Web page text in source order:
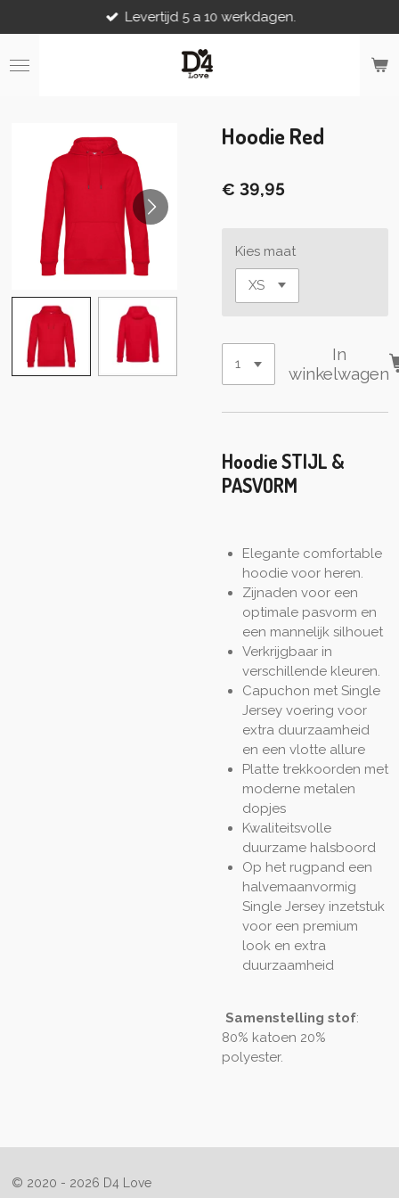
direct
naar
de
Levertijd 5 a 10 werkdagen.
Hoodie Red
€ 39,95
Kies maat
In
winkelwagen
Hoodie STIJL &
PASVORM
Elegante comfortable
hoodie voor heren.
Zijnaden voor een
optimale pasvorm en
een mannelijk silhouet
Verkrijgbaar in
verschillende kleuren.
Capuchon met Single
Jersey voering voor
extra duurzaamheid
en een vlotte allure
Platte trekkoorden met
moderne metalen
dopjes
Kwaliteitsvolle
duurzame halsboord
Op het rugpand een
halvemaanvormig
Single Jersey inzetstuk
voor een premium
look en extra
duurzaamheid
Samenstelling stof:
80% katoen 20%
polyester.
© 2020 - 2026 D4 Love